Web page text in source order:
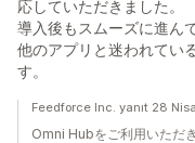
応していただきました。
導入後もスムーズに進ん
他のアプリと迷われてい
す。
Feedforce Inc. yanıt 28
Omni Hubをご利用いただ